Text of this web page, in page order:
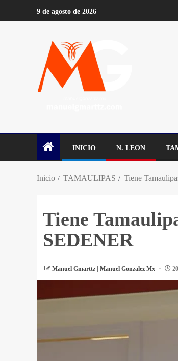
9 de agosto de 2026
INICIO N. LEON
Inicio TAMAULIPAS Tiene
Tiene
SEDENER
Manuel Gmarttz | Manuel Gonzalez Mx